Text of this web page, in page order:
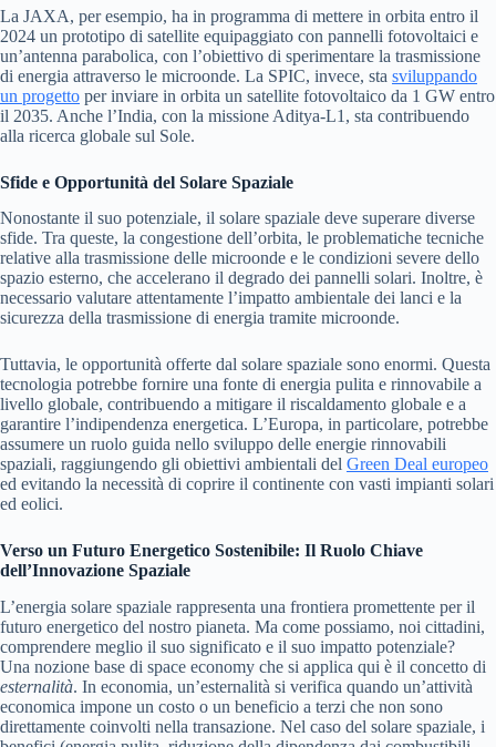
La JAXA, per esempio, ha in programma di mettere in orbita entro il
2024 un prototipo di satellite equipaggiato con pannelli fotovoltaici e
un’antenna parabolica, con l’obiettivo di sperimentare la trasmissione
di energia attraverso le microonde. La SPIC, invece, sta sviluppando
un progetto per inviare in orbita un satellite fotovoltaico da 1 GW entro
il 2035. Anche l’India, con la missione Aditya-L1, sta contribuendo
alla ricerca globale sul Sole.
Sfide e Opportunità del Solare Spaziale
Nonostante il suo potenziale, il solare spaziale deve superare diverse
sfide. Tra queste, la congestione dell’orbita, le problematiche tecniche
relative alla trasmissione delle microonde e le condizioni severe dello
spazio esterno, che accelerano il degrado dei pannelli solari. Inoltre, è
necessario valutare attentamente l’impatto ambientale dei lanci e la
sicurezza della trasmissione di energia tramite microonde.
Tuttavia, le opportunità offerte dal solare spaziale sono enormi. Questa
tecnologia potrebbe fornire una fonte di energia pulita e rinnovabile a
livello globale, contribuendo a mitigare il riscaldamento globale e a
garantire l’indipendenza energetica. L’Europa, in particolare, potrebbe
assumere un ruolo guida nello sviluppo delle energie rinnovabili
spaziali, raggiungendo gli obiettivi ambientali del Green Deal europeo
ed evitando la necessità di coprire il continente con vasti impianti solari
ed eolici.
Verso un Futuro Energetico Sostenibile: Il Ruolo Chiave
dell’Innovazione Spaziale
L’energia solare spaziale rappresenta una frontiera promettente per il
futuro energetico del nostro pianeta. Ma come possiamo, noi cittadini,
comprendere meglio il suo significato e il suo impatto potenziale?
Una nozione base di space economy che si applica qui è il concetto di
esternalità. In economia, un’esternalità si verifica quando un’attività
economica impone un costo o un beneficio a terzi che non sono
direttamente coinvolti nella transazione. Nel caso del solare spaziale, i